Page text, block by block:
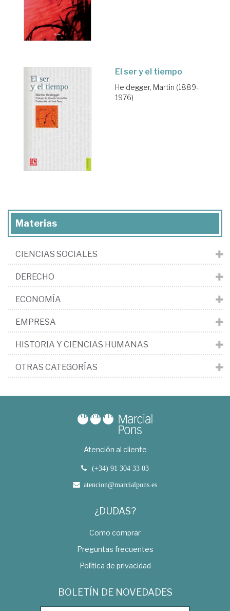
El ser y el tiempo
Heidegger, Martin (1889-
1976)
Materias
CIENCIAS SOCIALES
DERECHO
ECONOMÍA
EMPRESA
HISTORIA Y CIENCIAS HUMANAS
OTRAS CATEGORÍAS
Atención al cliente
(+34) 91 304 33 03
atencion@marcialpons.es
¿DUDAS?
Como comprar
Preguntas frecuentes
Política de privacidad
BOLETÍN DE NOVEDADES